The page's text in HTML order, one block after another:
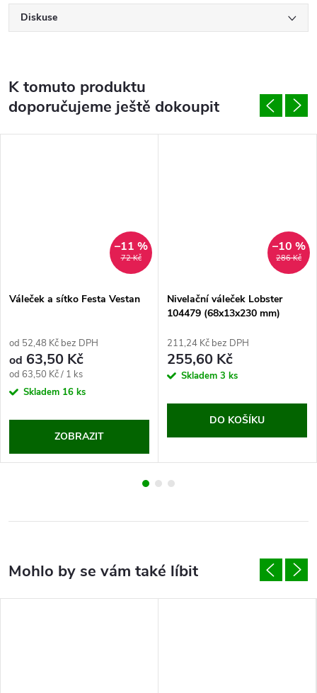
Diskuse
K tomuto produktu
doporučujeme ještě dokoupit
72 Kč
–11 %
Váleček a sítko Festa Vestan
od 52,48 Kč bez DPH
od 63,50 Kč
Měrná
cena:
od 63,50 Kč / 1 ks
Skladem 16 ks
ZOBRAZIT
286 Kč
–10 %
Nivelační váleček Lobster
104479 (68x13x230 mm)
211,24 Kč bez DPH
255,60 Kč
Skladem 3 ks
DO KOŠÍKU